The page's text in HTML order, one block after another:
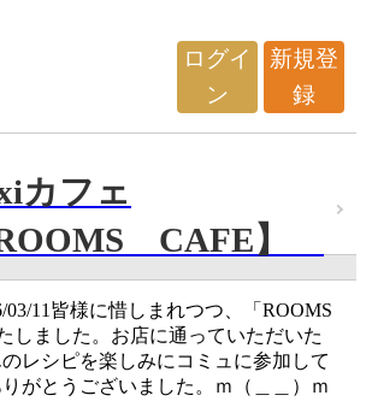
ログイ
ン
新規登
録
カフェ
ROOMS CAFE】
03/11皆様に惜しまれつつ、「ROOMS
しました。お店に通っていただいた
レシピを楽しみにコミュに参加して
がとうございました。ｍ（＿＿）ｍ